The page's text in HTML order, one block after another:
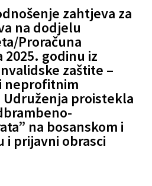
zahtjeva za
na dodjelu
Proračuna
2025. godinu iz
zaštite –
neprofitnim
Udruženja proistekla
na bosanskom i
i prijavni obrasci